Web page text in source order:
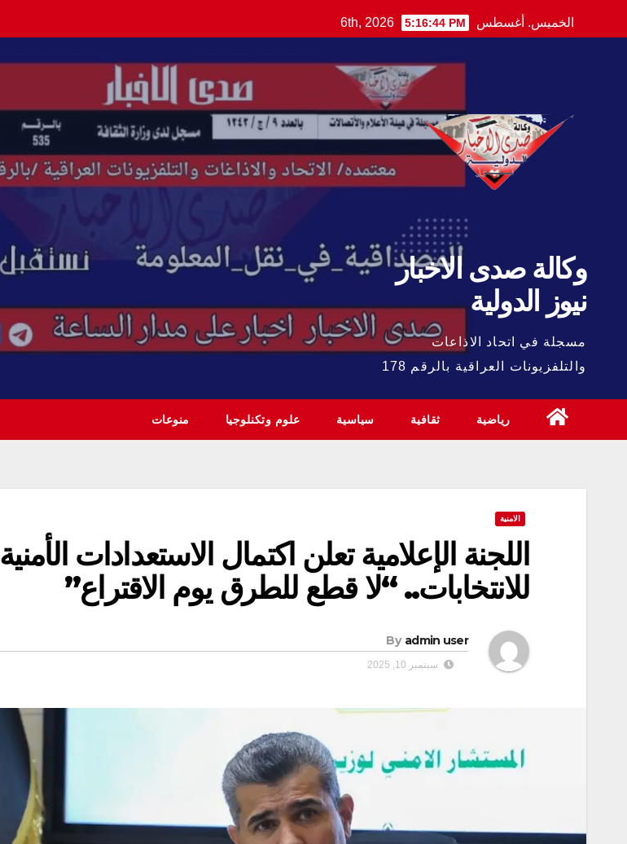
to
الخميس. أغسطس 6th, 2026 5:16:45 PM
وكالة صدى الاخبار
نيوز الدولية
مسجلة في اتحاد الاذاعات
والتلفزيونات العراقية بالرقم 178
رياضية ثقافية سياسية علوم وتكنلوجيا منوعات
الامنية
اللجنة الإعلامية تعلن اكتمال الاستعدادات الأمنية
للانتخابات.. “لا قطع للطرق يوم الاقتراع”
By admin user
سبتمبر 10, 2025